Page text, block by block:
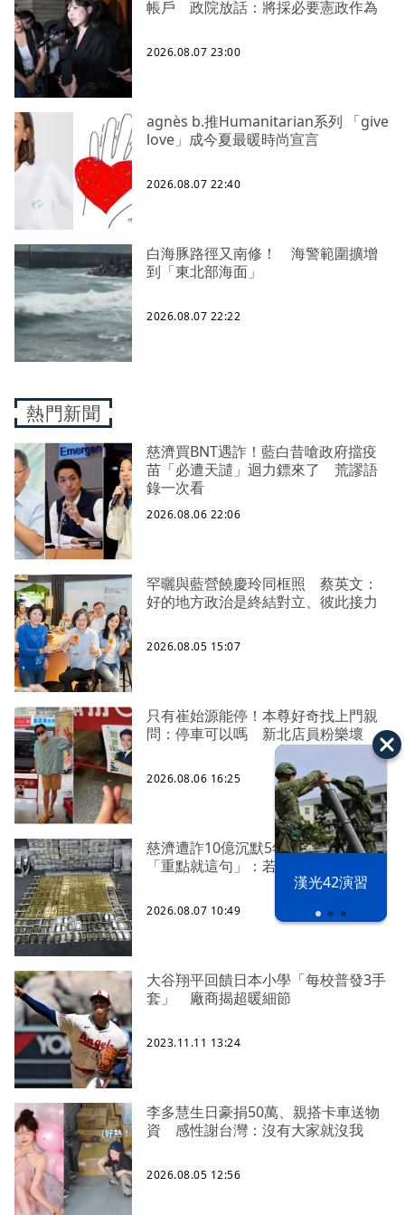
漢光42演習
帳戶 政院放話：將採必要憲政作為
2026.08.07 23:00
agnès b.推Humanitarian系列 「give
love」成今夏最暖時尚宣言
2026.08.07 22:40
白海豚路徑又南修！ 海警範圍擴增
到「東北部海面」
2026.08.07 22:22
熱門新聞
慈濟買BNT遇詐！藍白昔嗆政府擋疫
苗「必遭天譴」迴力鏢來了 荒謬語
錄一次看
2026.08.06 22:06
罕曬與藍營饒慶玲同框照 蔡英文：
好的地方政治是終結對立、彼此接力
2026.08.05 15:07
只有崔始源能停！本尊好奇找上門親
問：停車可以嗎 新北店員粉樂壞
2026.08.06 16:25
慈濟遭詐10億沉默5年 四叉貓看聲明
「重點就這句」：若判有罪錢還我
2026.08.07 10:49
大谷翔平回饋日本小學「每校普發3手
套」 廠商揭超暖細節
2023.11.11 13:24
李多慧生日豪捐50萬、親搭卡車送物
資 感性謝台灣：沒有大家就沒我
2026.08.05 12:56